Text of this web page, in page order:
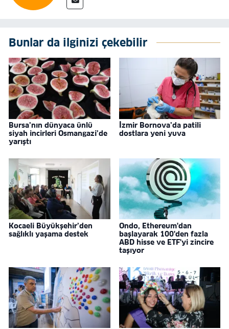
Bunlar da ilginizi çekebilir
Bursa’nın dünyaca ünlü
siyah incirleri Osmangazi’de
yarıştı
İzmir Bornova’da patili
dostlara yeni yuva
Kocaeli Büyükşehir’den
sağlıklı yaşama destek
Ondo, Ethereum'dan
başlayarak 100'den fazla
ABD hisse ve ETF'yi zincire
taşıyor